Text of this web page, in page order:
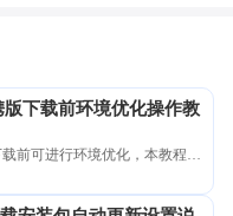
下载前环境优化操作教
前可进行环境优化，本教程讲
户高效完成安装，提高便携